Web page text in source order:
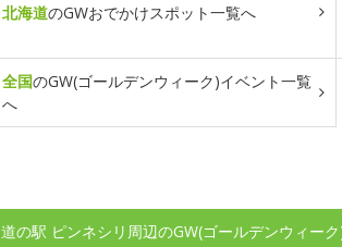
北海道のGWおでかけスポット一覧へ
全国のGW(ゴールデンウィーク)イベント一覧
へ
道の駅 ピンネシリ周辺のGW(ゴールデンウィー